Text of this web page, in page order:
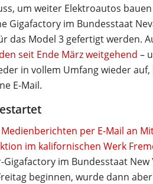
um weiter Elektroautos
Gigafactory im Bundesstaat
das Model 3 gefertigt werden.
seit Ende März weitgehend –
in vollem Umfang wieder
E-Mail.
per E-Mail an
im kalifornischen Werk
im Bundesstaat New
beginnen, wurde dann